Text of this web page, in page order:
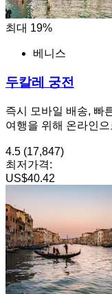
최대 19%
베니스
두칼레 궁전
즉시 모바일 배송, 빠
여행을 위해 온라인
4.5 (17,847)
최저가격:
US$40.42